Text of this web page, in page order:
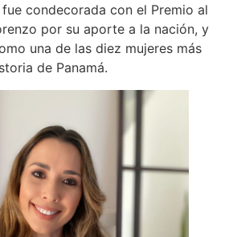
condecorada con el Premio al
por su aporte a la nación, y
una de las diez mujeres más
de Panamá.